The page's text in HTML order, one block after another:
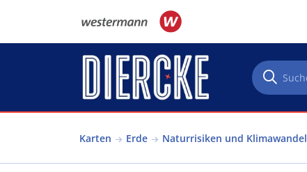
Karten Erde Naturrisiken und Klimawandel